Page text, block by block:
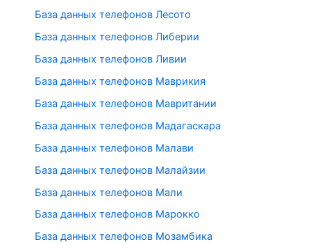
База данных телефонов Лесото
База данных телефонов Либерии
База данных телефонов Ливии
База данных телефонов Маврикия
База данных телефонов Мавритании
База данных телефонов Мадагаскара
База данных телефонов Малави
База данных телефонов Малайзии
База данных телефонов Мали
База данных телефонов Марокко
База данных телефонов Мозамбика